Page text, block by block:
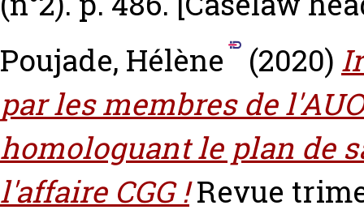
Poujade, Hélène
(2020)
par les membres de
homologuant le plan de
l'affaire CGG ! Revue